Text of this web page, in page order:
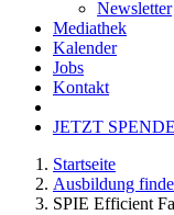
Newsletter
Mediathek
Kalender
Jobs
Kontakt
JETZT
Startseite
Ausbildung
SPIE Efficient